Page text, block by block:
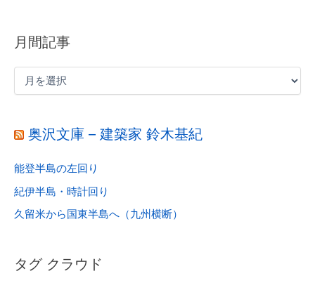
月間記事
奥沢文庫 – 建築家 鈴木基紀
能登半島の左回り
紀伊半島・時計回り
久留米から国東半島へ（九州横断）
タグ クラウド